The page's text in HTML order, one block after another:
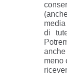
di
meno